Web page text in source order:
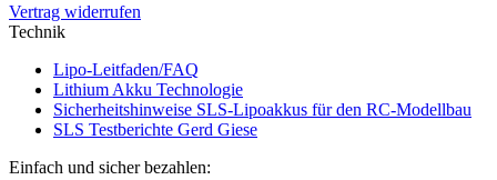
Vertrag widerrufen
Technik
Lipo-Leitfaden/FAQ
Lithium Akku Technologie
Sicherheitshinweise SLS-Lipoakkus für den RC-Modellbau
SLS Testberichte Gerd Giese
Einfach und sicher bezahlen: